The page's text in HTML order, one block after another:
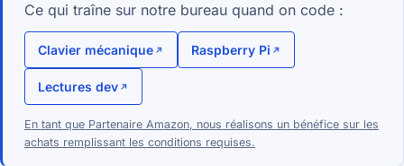
Ce qui traîne sur notre bureau quand on code :
Clavier mécanique Raspberry Pi
Lectures dev
En tant que Partenaire Amazon, nous réalisons un bénéfice sur les
achats remplissant les conditions requises.